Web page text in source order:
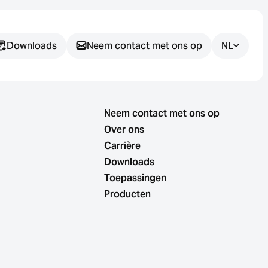
Downloads Neem contact met ons op NL
Neem contact met ons op
Over ons
Carrière
Downloads
Toepassingen
Producten
Wij helpen u graag bij het vinden
van de juiste sensoroplossing
voor uw toepassing.